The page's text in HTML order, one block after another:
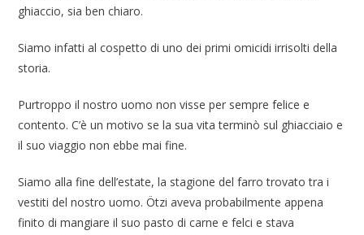
ghiaccio, sia ben chiaro.
Siamo infatti al cospetto di uno dei primi omicidi irrisolti della
storia.
Purtroppo il nostro uomo non visse per sempre felice e
contento. C’è un motivo se la sua vita terminò sul ghiacciaio e
il suo viaggio non ebbe mai fine.
Siamo alla fine dell’estate, la stagione del farro trovato tra i
vestiti del nostro uomo. Ötzi aveva probabilmente appena
finito di mangiare il suo pasto di carne e felci e stava